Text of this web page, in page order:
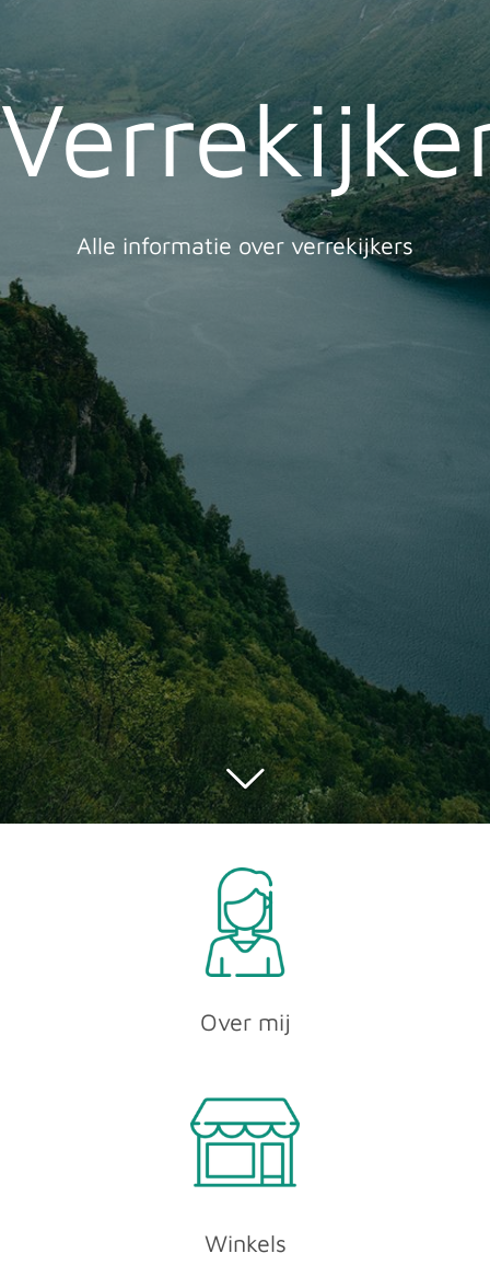
Alle informatie over verrekijkers
Over mij
Winkels